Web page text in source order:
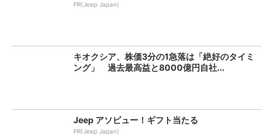
PR(Jeep Japan)
キオクシア、株価3分の1急落は「絶好のタイミ
ング」 過去最高益と8000億円自社...
Jeep アソビュー！ギフト当たる
PR(Jeep Japan)